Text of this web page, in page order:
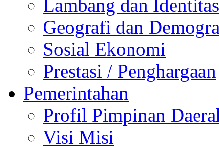
Lambang dan Identitas
Geografi dan
Sosial Ekonomi
Prestasi / Penghargaan
Pemerintahan
Profil Pimpinan
Visi Misi